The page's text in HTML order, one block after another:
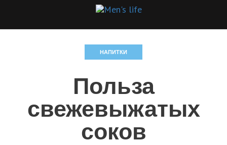
НАПИТКИ
Польза
свежевыжатых
соков